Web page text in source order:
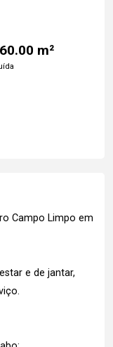
m²
Campo Limpo em
e de jantar,